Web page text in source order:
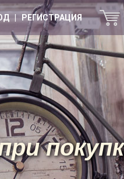
| РЕГИСТРАЦИЯ